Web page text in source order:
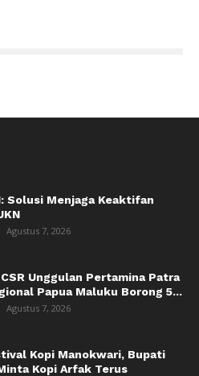
Solusi Menjaga Keaktifan
Agustus 7, 2026
Unggulan Pertamina Patra
Papua Maluku Borong 5...
Agustus 7, 2026
Kopi Manokwari, Bupati
Kopi Arfak Terus